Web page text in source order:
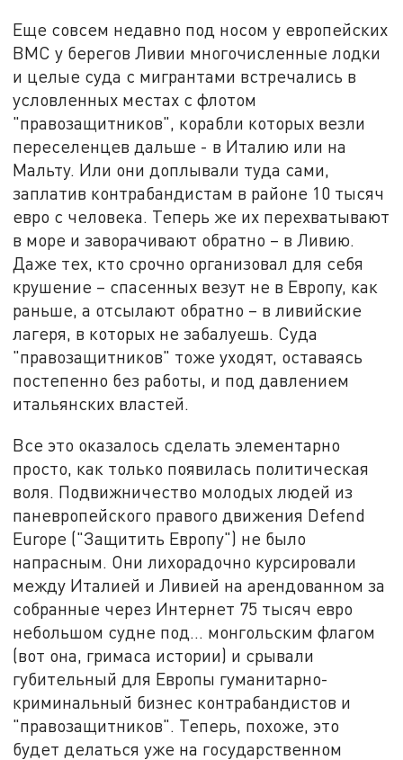
Еще совсем недавно под носом у европейских
ВМС у берегов Ливии многочисленные лодки
и целые суда с мигрантами встречались в
условленных местах с флотом
"правозащитников", корабли которых везли
переселенцев дальше - в Италию или на
Мальту. Или они доплывали туда сами,
заплатив контрабандистам в районе 10 тысяч
евро с человека. Теперь же их перехватывают
в море и заворачивают обратно – в Ливию.
Даже тех, кто срочно организовал для себя
крушение – спасенных везут не в Европу, как
раньше, а отсылают обратно – в ливийские
лагеря, в которых не забалуешь. Суда
"правозащитников" тоже уходят, оставаясь
постепенно без работы, и под давлением
итальянских властей.
Все это оказалось сделать элементарно
просто, как только появилась политическая
воля. Подвижничество молодых людей из
паневропейского правого движения Defend
Europe ("Защитить Европу") не было
напрасным. Они лихорадочно курсировали
между Италией и Ливией на арендованном за
собранные через Интернет 75 тысяч евро
небольшом судне под… монгольским флагом
(вот она, гримаса истории) и срывали
губительный для Европы гуманитарно-
криминальный бизнес контрабандистов и
"правозащитников". Теперь, похоже, это
будет делаться уже на государственном